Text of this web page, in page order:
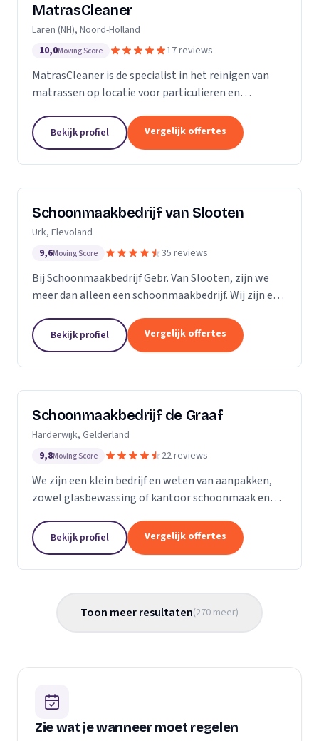
MatrasCleaner
Laren (NH), Noord-Holland
10,0Moving Score 17 reviews
MatrasCleaner is de specialist in het reinigen van
matrassen op locatie voor particulieren en
desinfectie van de matrassen wordt alle vervuiling...
Bekijk profiel Vergelijk offertes
Schoonmaakbedrijf van Slooten
Urk, Flevoland
9,6Moving Score 35 reviews
Bij Schoonmaakbedrijf Gebr. Van Slooten, zijn we
meer dan alleen een schoonmaakbedrijf. Wij zijn een
om uw omgeving schoon, fris en gastvrij te...
Bekijk profiel Vergelijk offertes
Schoonmaakbedrijf de Graaf
Harderwijk, Gelderland
9,8Moving Score 22 reviews
We zijn een klein bedrijf en weten van aanpakken,
zowel glasbewassing of kantoor schoonmaak en
bedrijven waar schoon gemaakt moet worden is
voor ons...
Bekijk profiel Vergelijk offertes
Toon meer resultaten(270 meer)
Zie wat je wanneer moet regelen